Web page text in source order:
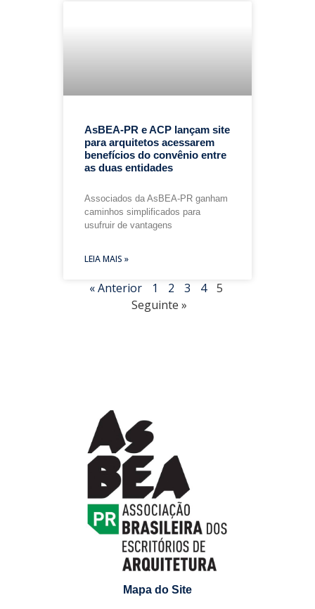
AsBEA-PR e ACP lançam site
para arquitetos acessarem
benefícios do convênio entre
as duas entidades
Associados da AsBEA-PR ganham
caminhos simplificados para
usufruir de vantagens
LEIA MAIS »
« Anterior 1 2 3 4
5
Seguinte »
Mapa do Site